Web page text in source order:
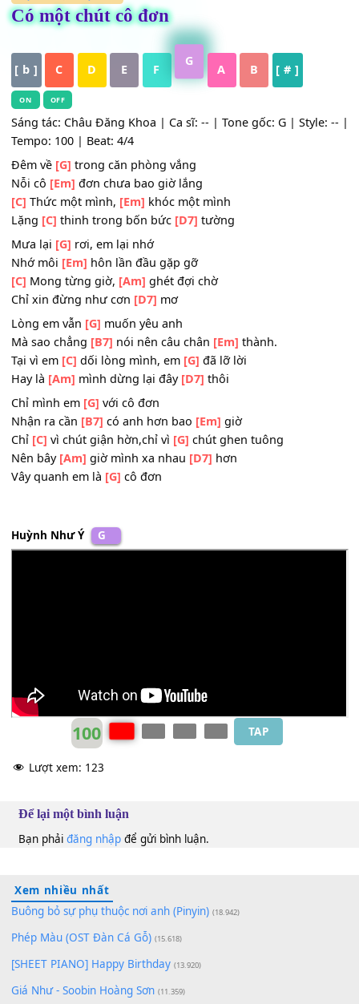
Có một chút cô đơn
[ b ] C D E F A B [ # ]
ON
Sáng tác: Châu Đăng Khoa | Ca sĩ: -- | Tone gốc: G |
Tempo: 100 | Beat: 4/4
Đêm về[G]trong căn phòng vắng
Nỗi cô [Em]đơn chưa bao giờ lắng
[C]Thức một mình, [Em]khóc một mình
Lặng[C] thinh trong bốn bức[D7]
[G]rơi, em lại nhớ
Nhớ môi[Em]hôn lần đầu gặp gỡ
[C] Mong từng giờ,[Am] ghét đợi chờ
Chỉ xin đừng như cơn[D7]mơ
Lòng em vẫn[G]muốn yêu anh
Mà sao chẳng[B7]nói nên câu chân[Em]
Tại vì em[C]dối lòng mình, em[G]đã lỡ lời
Hay là[Am]mình dừng lại đây[D7]thôi
Chỉ mình em [G] với cô đơn
Chỉ[C]vì chút giận hờn,chỉ vì
Nên bây[Am]giờ mình xa nhau[D7]hơn
100
Lượt xem: 123
Để lại một bình luận
Bạn phảiđăng nhậpđể gửi bình luận.